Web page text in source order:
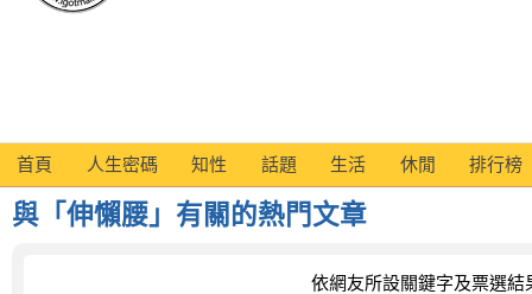
首頁 人生密碼 知性 話題 生活 休閒 排行榜
與「伸懶腰」有關的熱門文章
依網友所設關鍵字及票選結